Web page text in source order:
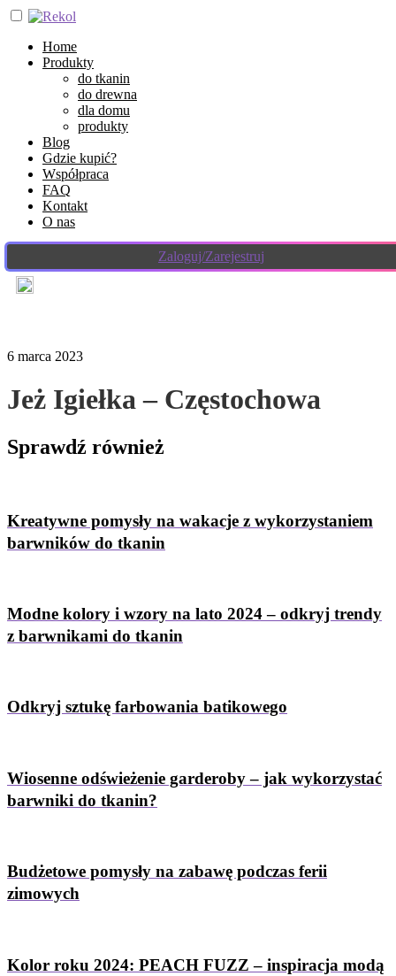
Home
Produkty
do tkanin
do drewna
dla domu
produkty
Blog
Gdzie kupić?
Współpraca
FAQ
Kontakt
O nas
Zaloguj/Zarejestruj
6 marca 2023
Jeż Igiełka – Częstochowa
Sprawdź również
Kreatywne pomysły na wakacje z wykorzystaniem
barwników do tkanin
Modne kolory i wzory na lato 2024 – odkryj trendy
z barwnikami do tkanin
Odkryj sztukę farbowania batikowego
Wiosenne odświeżenie garderoby – jak wykorzystać
barwniki do tkanin?
Budżetowe pomysły na zabawę podczas ferii
zimowych
Kolor roku 2024: PEACH FUZZ – inspiracja modą